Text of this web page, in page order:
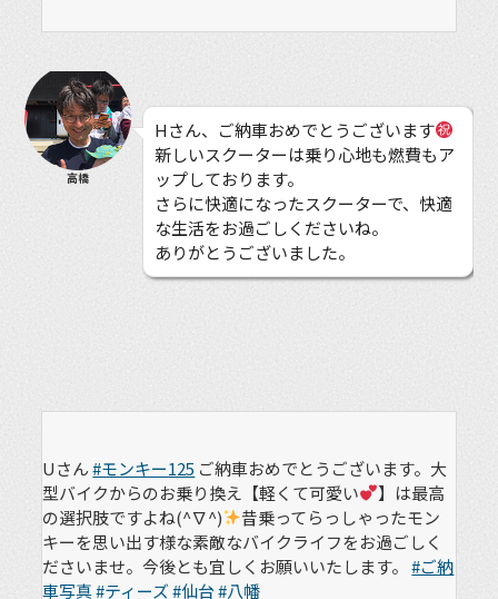
高橋
Hさん、ご納車おめでとうございます
新しいスクーターは乗り心地も燃費もア
ップしております。
さらに快適になったスクーターで、快適
な生活をお過ごしくださいね。
ありがとうございました。
Uさん#モンキー125 ご納車おめでとうございます。大
型バイクからのお乗り換え【軽くて可愛い
】は最高
の選択肢ですよね(^∇^)
昔乗ってらっしゃったモン
キーを思い出す様な素敵なバイクライフをお過ごしく
ださいませ。今後とも宜しくお願いいたします。#ご納
車写真#ティーズ#仙台#八幡